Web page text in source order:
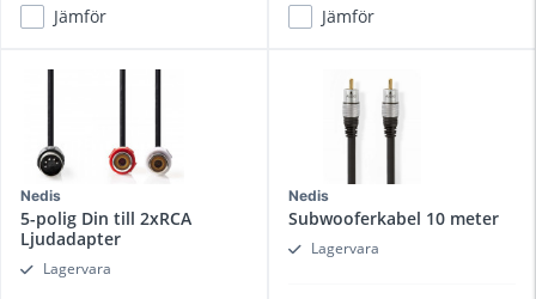
Jämför Jämför
Nedis
5-polig Din till 2xRCA
Ljudadapter
Lagervara
Nedis
Subwooferkabel 10 meter
Lagervara